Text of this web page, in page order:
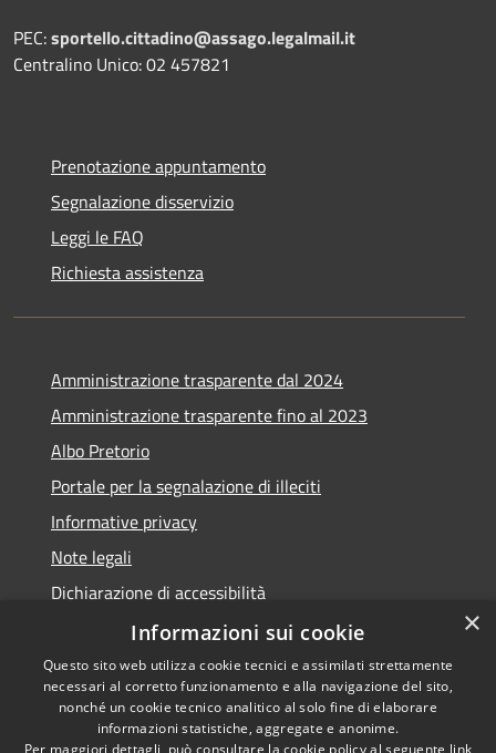
PEC:sportello.cittadino@assago.legalmail.it
Centralino Unico: 02 457821
Prenotazione appuntamento
Segnalazione disservizio
Leggi le FAQ
Richiesta assistenza
Amministrazione trasparente dal 2024
Amministrazione trasparente fino al 2023
Albo Pretorio
Portale per la segnalazione di illeciti
Informative privacy
Note legali
Dichiarazione di accessibilità
Segnalazioni di inaccessibilità
RSS Copyright © 2026 • Comune di
×
Informazioni sui cookie
Questo sito web utilizza cookie tecnici e assimilati strettamente
necessari al corretto funzionamento e alla navigazione del sito,
nonché un cookie tecnico analitico al solo fine di elaborare
informazioni statistiche, aggregate e anonime.
Per maggiori dettagli, può consultare la cookie policy al seguente link